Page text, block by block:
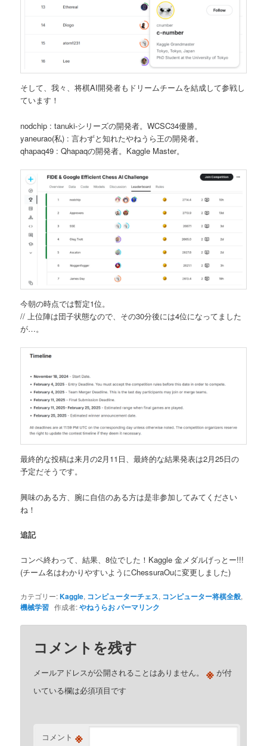
そして、我々、将棋AI開発者もドリームチームを結成して参戦し
ています！
nodchip : tanuki-シリーズの開発者。WCSC34優勝。
yaneurao(私) : 言わずと知れたやねうら王の開発者。
qhapaq49 : Qhapaqの開発者。Kaggle Master。
今朝の時点では暫定1位。
// 上位陣は団子状態なので、その30分後には4位になってました
が…。
最終的な投稿は来月の2月11日、最終的な結果発表は2月25日の
予定だそうです。
興味のある方、腕に自信のある方は是非参加してみてください
ね！
追記
コンペ終わって、結果、8位でした！Kaggle 金メダルげっとー!!!
(チーム名はわかりやすいようにChessuraOuに変更しました)
カテゴリー:Kaggle, コンピューターチェス, コンピューター将棋全般,
機械学習 作成者:やねうらおパーマリンク
コメントを残す
メールアドレスが公開されることはありません。 ※ が付
いている欄は必須項目です
コメント ※